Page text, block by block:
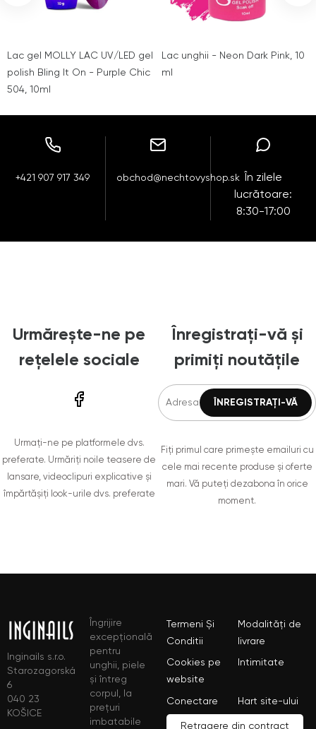
Lac gel MOLLY LAC UV/LED gel
polish Bling It On - Purple Chic
504, 10ml
Lac unghii - Neon Dark Pink, 10
ml
+421 907 917 349 obchod@nechtovyshop.sk
În zilele
lucrătoare:
8:30-17:00
Urmărește-ne pe
rețelele sociale
Urmați-ne pe platformele dvs.
preferate. Urmăriți noile teasere de
lansare, videoclipuri explicative și
împărtășiți look-urile dvs. preferate
Înregistrați-vă și
primiți noutățile
Fiți primul care primește emailuri cu
cele mai recente produse și oferte
mari. Vă puteți dezabona în orice
moment.
Inginails s.r.o.
Starozagorská
6
040 23
KOŠICE
Îngrijire
excepțională
pentru
unghii, piele
și întreg
corpul, la
prețuri
imbatabile
Termeni Și
Conditii
Modalități de
livrare
Cookies pe
website
Intimitate
Conectare Hart site-ului
Retragere din contract